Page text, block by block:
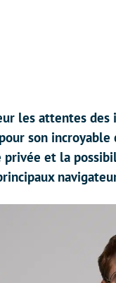
les attentes
son incroyable
et la